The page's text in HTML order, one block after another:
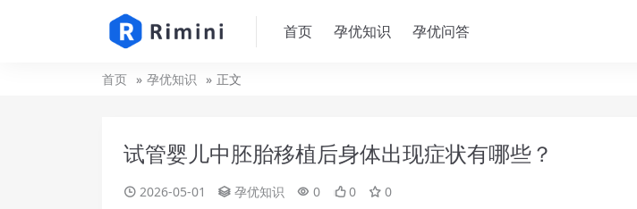
首页 孕优知识 孕优问答
首页 孕优知识 正文
试管婴儿中胚胎移植后身体出现症状有哪些？
2026-05-01 孕优知识 0 0 0